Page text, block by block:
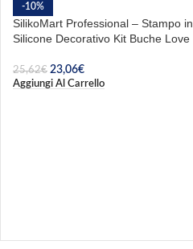
-10%
SilikoMart Professional – Stampo in
Silicone Decorativo Kit Buche Love
25,62€ 23,06€
Aggiungi Al Carrello